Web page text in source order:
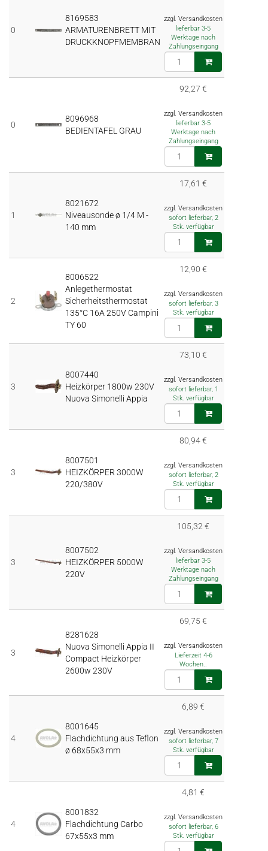
0
8169583
ARMATURENBRETT MIT
DRUCKKNOPFMEMBRAN
zzgl. Versandkosten
lieferbar 3-5
Werktage nach
Zahlungseingang
0
8096968
BEDIENTAFEL GRAU
92,27 €
zzgl. Versandkosten
lieferbar 3-5
Werktage nach
Zahlungseingang
1
8021672
Niveausonde ø 1/4 M -
140 mm
17,61 €
zzgl. Versandkosten
sofort lieferbar, 2
Stk. verfügbar
2
8006522
Anlegethermostat
Sicherheitsthermostat
135°C 16A 250V Campini
TY 60
12,90 €
zzgl. Versandkosten
sofort lieferbar, 3
Stk. verfügbar
3
8007440
Heizkörper 1800w 230V
Nuova Simonelli Appia
73,10 €
zzgl. Versandkosten
sofort lieferbar, 1
Stk. verfügbar
3
8007501
HEIZKÖRPER 3000W
220/380V
80,94 €
zzgl. Versandkosten
sofort lieferbar, 2
Stk. verfügbar
3
8007502
HEIZKÖRPER 5000W
220V
105,32 €
zzgl. Versandkosten
lieferbar 3-5
Werktage nach
Zahlungseingang
3
8281628
Nuova Simonelli Appia II
Compact Heizkörper
2600w 230V
69,75 €
zzgl. Versandkosten
Lieferzeit 4-6
Wochen..
4
8001645
Flachdichtung aus Teflon
ø 68x55x3 mm
6,89 €
zzgl. Versandkosten
sofort lieferbar, 7
Stk. verfügbar
4
8001832
Flachdichtung Carbo
67x55x3 mm
4,81 €
zzgl. Versandkosten
sofort lieferbar, 6
Stk. verfügbar